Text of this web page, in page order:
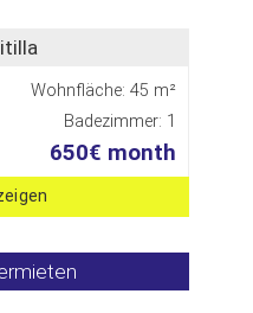
Wohnfläche: 45 m²
Badezimmer: 1
650€ month